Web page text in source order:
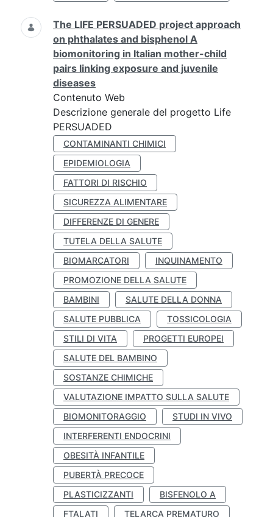
The LIFE PERSUADED project approach
on phthalates and bisphenol A
biomonitoring in Italian mother-child
pairs linking exposure and juvenile
diseases
Contenuto Web
Descrizione generale del progetto Life
PERSUADED
CONTAMINANTI CHIMICI
EPIDEMIOLOGIA
FATTORI DI RISCHIO
SICUREZZA ALIMENTARE
DIFFERENZE DI GENERE
TUTELA DELLA SALUTE
BIOMARCATORI
INQUINAMENTO
PROMOZIONE DELLA SALUTE
BAMBINI
SALUTE DELLA DONNA
SALUTE PUBBLICA
TOSSICOLOGIA
STILI DI VITA
PROGETTI EUROPEI
SALUTE DEL BAMBINO
SOSTANZE CHIMICHE
VALUTAZIONE IMPATTO SULLA SALUTE
BIOMONITORAGGIO
STUDI IN VIVO
INTERFERENTI ENDOCRINI
OBESITÀ INFANTILE
PUBERTÀ PRECOCE
PLASTICIZZANTI
BISFENOLO A
FTALATI
TELARCA PREMATURO